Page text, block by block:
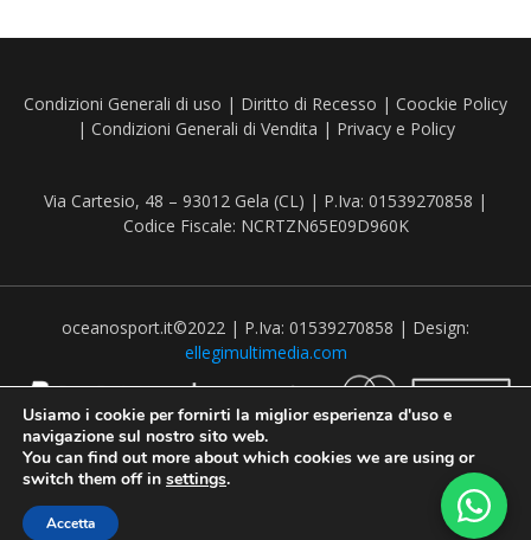
Condizioni Generali di uso | Diritto di Recesso | Coockie Policy
| Condizioni Generali di Vendita | Privacy e Policy
Via Cartesio, 48 – 93012 Gela (CL) | P.Iva: 01539270858 |
Codice Fiscale: NCRTZN65E09D960K
oceanosport.it©2022 | P.Iva: 01539270858 | Design:
ellegimultimedia.com
Usiamo i cookie per fornirti la miglior esperienza d'uso e
navigazione sul nostro sito web.
You can find out more about which cookies we are using or
switch them off in settings.
Accetta